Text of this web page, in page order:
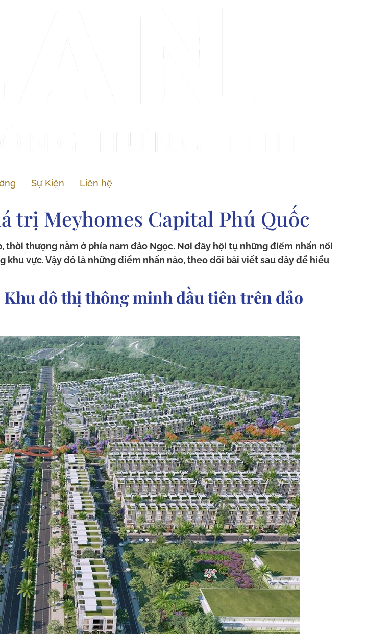
Sự Kiện Liên hệ
trị Meyhomes Capital Phú Quốc
thượng nằm ở phía nam đảo Ngọc. Nơi đây hội tụ những điểm nhấn nổi
khu vực. Vậy đó là những điểm nhấn nào, theo dõi bài viết sau đây để hiểu
Khu đô thị thông minh đầu tiên trên đảo